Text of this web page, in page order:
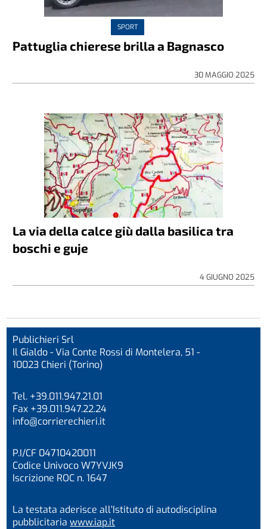
SPORT
Pattuglia chierese brilla a Bagnasco
30 MAGGIO 2025
La via della calce giù dalla basilica tra
boschi e guje
4 GIUGNO 2025
Publichieri Srl
Il Gialdo - Via Conte Rossi di Montelera, 51 -
10023 Chieri (Torino)
Tel. +39.011.947.21.01
Fax +39.011.947.22.24
info@corrierechieri.it
P.I/CF 04710420011
Codice Univoco W7YVJK9
Iscrizione ROC n. 1647
La testata aderisce all’Istituto di autodisciplina
pubblicitariawww.iap.it